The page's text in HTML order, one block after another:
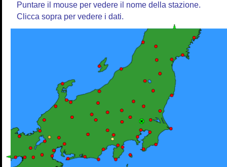
Puntare il mouse per vedere il nome della stazione.
Clicca sopra per vedere i dati.